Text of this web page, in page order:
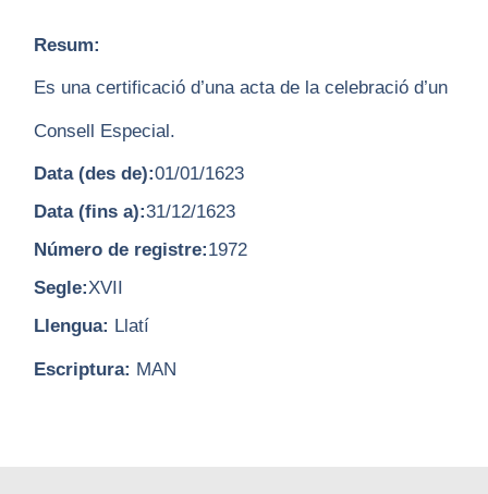
Resum:
Es una certificació d’una acta de la celebració d’un
Consell Especial.
Data (des de):01/01/1623
Data (fins a):31/12/1623
Número de registre:1972
Segle:XVII
Llengua: Llatí
Escriptura: MAN